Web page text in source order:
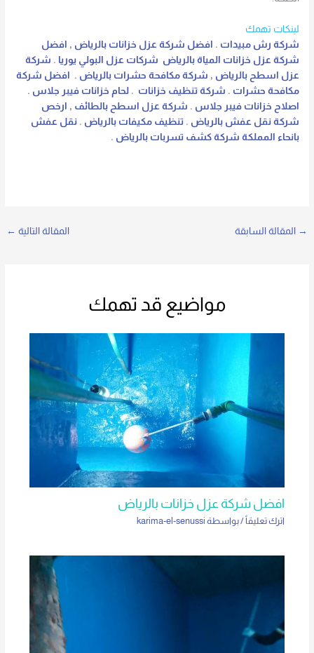
لينكات تهمك
شركة رش مبيدات . افضل شركة عزل خزانات بالرياض , افضل
شركة عزل خزانات المياة بالرياض شركات عزل البولي يوريا . شركة
عزل اسطح بالرياض , شركة مكافحة حشرات بالرياض . افضل شركة
مكافحة حشرات . شركة تنظيف خزانات . لحام خزانات فيبر جلاس .
اصلاح خزانات فيبر جلاس . شركة عزل اسطح بالطائف , ارخص
شركة نقل عفش بالرياض . تنظيف مكيفات بالرياض . نقل عفش
بانحاء المملكة شركة كشف تسربات بالرياض .
→ المقالة السابقة المقالة التالية ←
مواضيع قد تهمك
افضل شركة عزل خزانات بالرياض
اترك تعليقاً / بواسطة karima-el-senussi